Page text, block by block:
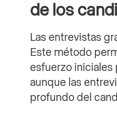
de los
Las entrevistas
Este método
esfuerzo iniciales
aunque las
profundo del